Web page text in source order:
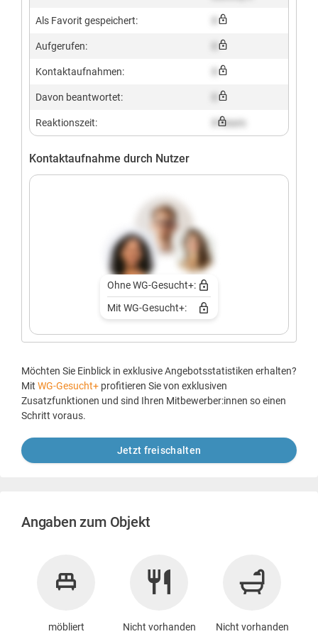
Als Favorit gespeichert:
Aufgerufen:
Kontaktaufnahmen:
Davon beantwortet:
Reaktionszeit: X hours
Kontaktaufnahme durch Nutzer
Ohne WG-Gesucht+:
Mit WG-Gesucht+:
Möchten Sie Einblick in exklusive Angebotsstatistiken erhalten?
Mit WG-Gesucht+ profitieren Sie von exklusiven
Zusatzfunktionen und sind Ihren Mitbewerber:innen so einen
Schritt voraus.
Jetzt freischalten
Angaben zum Objekt
möbliert Nicht vorhanden Nicht vorhanden